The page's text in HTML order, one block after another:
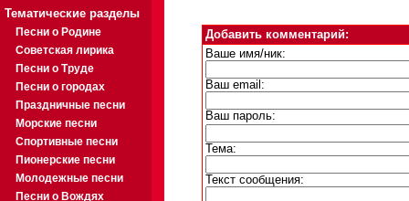
Тематические разделы
Песни о Родине
Советская лирика
Песни о Труде
Песни о городах
Праздничные песни
Морские песни
Спортивные песни
Пионерские песни
Молодежные песни
Песни о Вождях
Добавить комментарий:
Ваше имя/ник:
Ваш email:
Ваш пароль:
Тема:
Текст сообщения: